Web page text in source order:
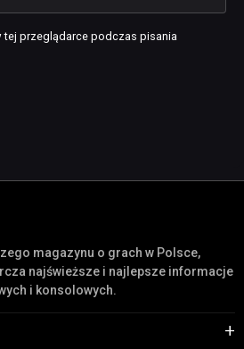
tej przeglądarce podczas pisania
magazynu o grach w Polsce,
najświeższe i najlepsze informacje
i konsolowych.